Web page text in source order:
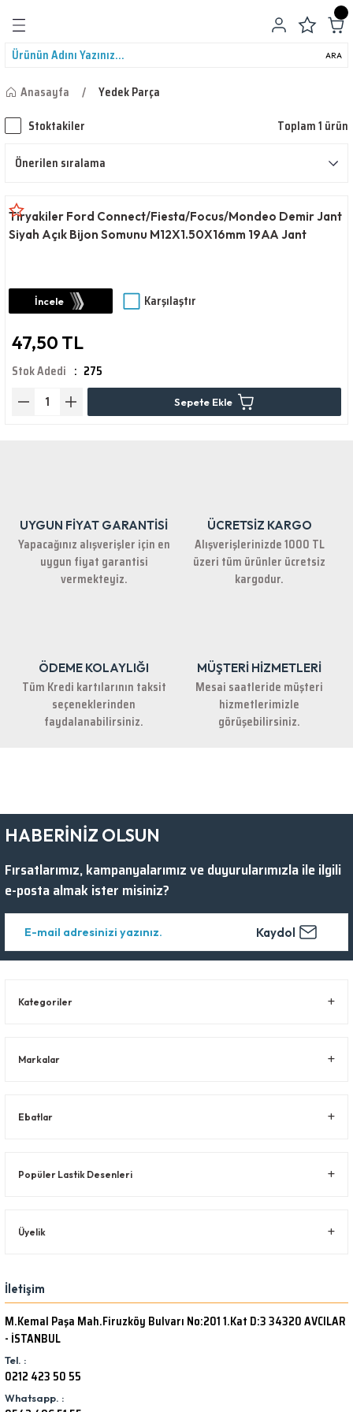
ARA
Anasayfa
Yedek Parça
Stoktakiler
Toplam 1 ürün
Tiryakiler Ford Connect/Fiesta/Focus/Mondeo Demir Jant
Siyah Açık Bijon Somunu M12X1.50X16mm 19AA Jant
İncele Karşılaştır
47,50 TL
Stok Adedi 275
Sepete Ekle
UYGUN FİYAT GARANTİSİ
Yapacağınız alışverişler için en
uygun fiyat garantisi
vermekteyiz.
ÜCRETSİZ KARGO
Alışverişlerinizde 1000 TL
üzeri tüm ürünler ücretsiz
kargodur.
ÖDEME KOLAYLIĞI
Tüm Kredi kartılarının taksit
seçeneklerinden
faydalanabilirsiniz.
MÜŞTERİ HİZMETLERİ
Mesai saatleride müşteri
hizmetlerimizle
görüşebilirsiniz.
HABERİNİZ OLSUN
Fırsatlarımız, kampanyalarımız ve duyurularımızla ile ilgili
e-posta almak ister misiniz?
Kaydol
Kategoriler
Markalar
Ebatlar
Popüler Lastik Desenleri
Üyelik
İletişim
M.Kemal Paşa Mah.Firuzköy Bulvarı No:201 1.Kat D:3 34320 AVCILAR
- İSTANBUL
Tel. :
0212 423 50 55
Whatsapp. :